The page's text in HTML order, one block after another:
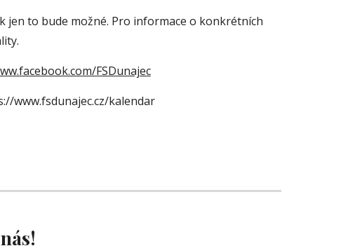
jen to bude možné. Pro informace o konkrétních
FSDunajec
www.fsdunajec.cz/kalendar